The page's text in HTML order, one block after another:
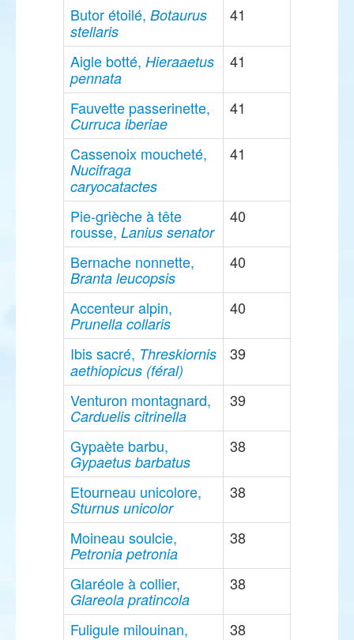
Butor étoilé, Botaurus
stellaris
41
Aigle botté, Hieraaetus
pennata
41
Fauvette passerinette,
Curruca iberiae
41
Cassenoix moucheté,
Nucifraga
caryocatactes
41
Pie-grièche à tête
rousse, Lanius senator
40
Bernache nonnette,
Branta leucopsis
40
Accenteur alpin,
Prunella collaris
40
Ibis sacré, Threskiornis
aethiopicus (féral)
39
Venturon montagnard,
Carduelis citrinella
39
Gypaète barbu,
Gypaetus barbatus
38
Etourneau unicolore,
Sturnus unicolor
38
Moineau soulcie,
Petronia petronia
38
Glaréole à collier,
Glareola pratincola
38
Fuligule milouinan, 38